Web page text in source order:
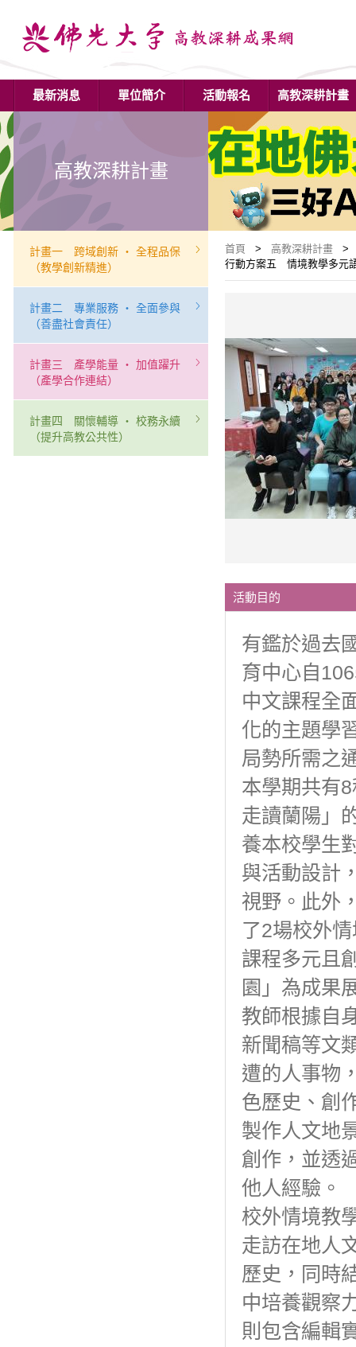
最新消息 單位簡介 活動報名 高教深耕計畫
高教深耕計畫
計畫一 跨域創新 ‧ 全程品保
（教學創新精進）
計畫二 專業服務 ‧ 全面參與
（善盡社會責任）
計畫三 產學能量 ‧ 加值躍升
（產學合作連結）
計畫四 關懷輔導 ‧ 校務永續
（提升高教公共性）
首頁 > 高教深耕計畫 >
行動方案五 情境教學多元
活動目的
有鑑於過去
育中心自
中文課程全
化的主題學
局勢所需之
本學期共有
走讀蘭陽」
養本校學生
與活動設計
視野。此外
了2場校外
課程多元且
園」為成果
教師根據自
新聞稿等文
遭的人事物
色歷史、創
製作人文地
創作，並透
他人經驗。
校外情境教
走訪在地人
歷史，同時
中培養觀察
則包含編輯